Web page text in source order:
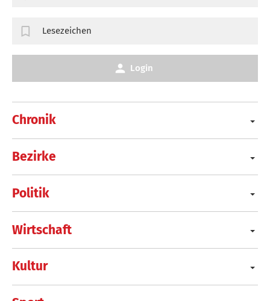
Chronik
Bezirke
Politik
Wirtschaft
Kultur
Lesezeichen
Login